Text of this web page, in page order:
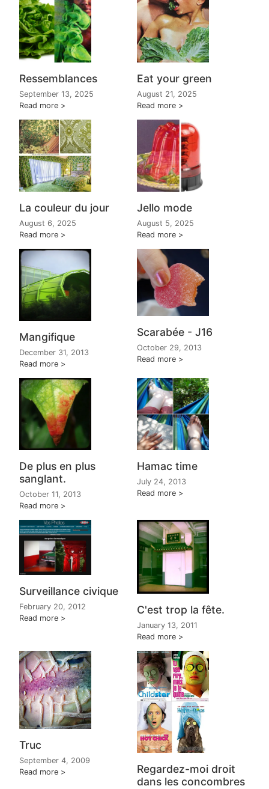
Ressemblances
September 13, 2025
Read more
Eat your green
August 21, 2025
Read more
La couleur du jour
August 6, 2025
Read more
Jello mode
August 5, 2025
Read more
Mangifique
December 31, 2013
Read more
Scarabée - J16
October 29, 2013
Read more
De plus en plus
sanglant.
October 11, 2013
Read more
Hamac time
July 24, 2013
Read more
Surveillance civique
February 20, 2012
Read more
C'est trop la fête.
January 13, 2011
Read more
Truc
September 4, 2009
Read more
Regardez-moi droit
dans les concombres